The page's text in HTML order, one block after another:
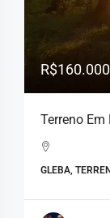
Terreno
GLEBA,